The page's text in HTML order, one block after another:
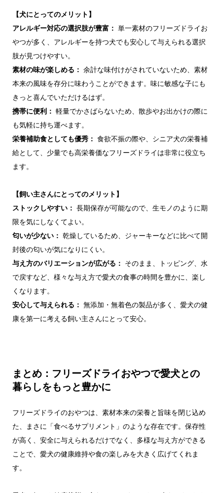
【犬にとってのメリット】
アレルギー対応の選択肢が豊富： 単一素材のフリーズドライお
やつが多く、アレルギーを持つ犬でも安心して与えられる選択
肢が見つけやすい。
素材の味が楽しめる： 余計な味付けがされていないため、素材
本来の風味を存分に味わうことができます。味に敏感な子にも
きっと喜んでいただけるはず。
携帯に便利： 軽量でかさばらないため、散歩やお出かけの際に
も気軽に持ち運べます。
栄養補助食としても優秀： 食欲不振の際や、シニア犬の栄養補
給として、少量でも高栄養価なフリーズドライは非常に役立ち
ます。
【飼い主さんにとってのメリット】
ストックしやすい： 長期保存が可能なので、生モノのように期
限を気にしなくてよい。
匂いが少ない： 乾燥しているため、ジャーキーなどに比べて開
封後の匂いが気になりにくい。
与え方のバリエーションが広がる：
そのまま、トッピング、水
で戻すなど、様々な与え方で愛犬の食事の時間を豊かに、楽し
くなります。
安心して与えられる： 無添加・無着色の製品が多く、愛犬の健
康を第一に考える飼い主さんにとって安心。
まとめ：フリーズドライおやつで愛犬との
暮らしをもっと豊かに
フリーズドライのおやつは、素材本来の栄養と旨味を閉じ込め
た、まさに「食べるサプリメント」のような存在です。保存性
が高く、安全に与えられるだけでなく、多様な与え方ができる
ことで、愛犬の健康維持や食の楽しみを大きく広げてくれま
す。